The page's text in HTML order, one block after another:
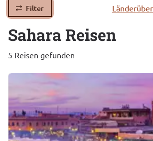
Filter
SaharaReisen
5 Reisen gefunden